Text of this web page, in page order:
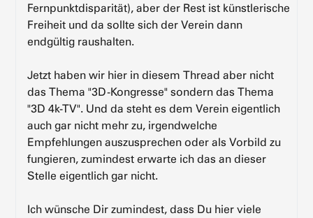
Fernpunktdisparität), aber der Rest ist künstlerische
Freiheit und da sollte sich der Verein dann
endgültig raushalten.
Jetzt haben wir hier in diesem Thread aber nicht
das Thema "3D-Kongresse" sondern das Thema
"3D 4k-TV". Und da steht es dem Verein eigentlich
auch gar nicht mehr zu, irgendwelche
Empfehlungen auszusprechen oder als Vorbild zu
fungieren, zumindest erwarte ich das an dieser
Stelle eigentlich gar nicht.
Ich wünsche Dir zumindest, dass Du hier viele